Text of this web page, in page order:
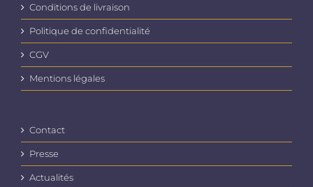
Conditions de livraison
Politique de confidentialité
CGV
Mentions légales
Contact
Presse
Actualités